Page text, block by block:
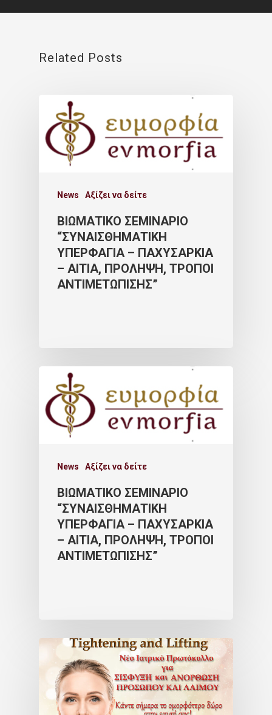
Related Posts
News Αξίζει να δείτε
ΒΙΩΜΑΤΙΚΟ ΣΕΜΙΝΑΡΙΟ
“ΣΥΝΑΙΣΘΗΜΑΤΙΚΗ
ΥΠΕΡΦΑΓΙΑ – ΠΑΧΥΣΑΡΚΙΑ
– ΑΙΤΙΑ, ΠΡΟΛΗΨΗ, ΤΡΟΠΟΙ
ΑΝΤΙΜΕΤΩΠΙΣΗΣ”
News Αξίζει να δείτε
ΒΙΩΜΑΤΙΚΟ ΣΕΜΙΝΑΡΙΟ
“ΣΥΝΑΙΣΘΗΜΑΤΙΚΗ
ΥΠΕΡΦΑΓΙΑ – ΠΑΧΥΣΑΡΚΙΑ
– ΑΙΤΙΑ, ΠΡΟΛΗΨΗ, ΤΡΟΠΟΙ
ΑΝΤΙΜΕΤΩΠΙΣΗΣ”